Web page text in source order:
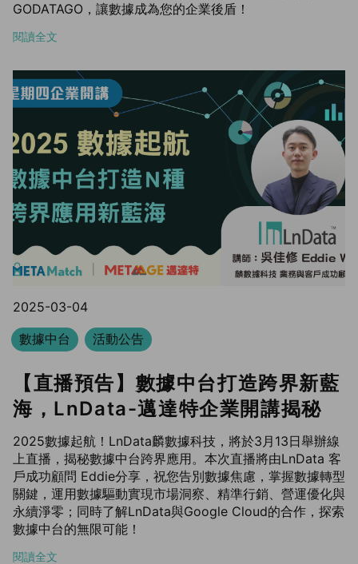
GODATAGO，讓數據成為您的企業後盾！
閱讀全文
2025-03-04
數據中台
活動公告
【直播預告】數據中台打造跨界新藍
海，LnData-邁達特企業開講揭秘
2025數據起航！LnData麟數據科技，將於3月13日舉辦線
上直播，揭秘數據中台跨界應用。本次直播將由LnData 客
戶成功顧問 Eddie分享，祝您告別數據焦慮，掌握數據轉型
關鍵，運用數據驅動實現市場洞察、精準行銷、營運優化與
永續淨零；同時了解LnData與Google Cloud的合作，探索
數據中台的無限可能！
閱讀全文